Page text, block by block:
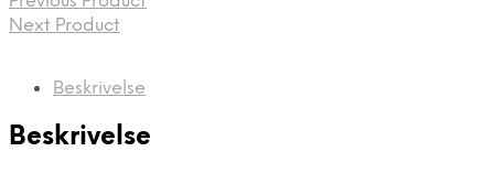
Next Product
Beskrivelse
Beskrivelse